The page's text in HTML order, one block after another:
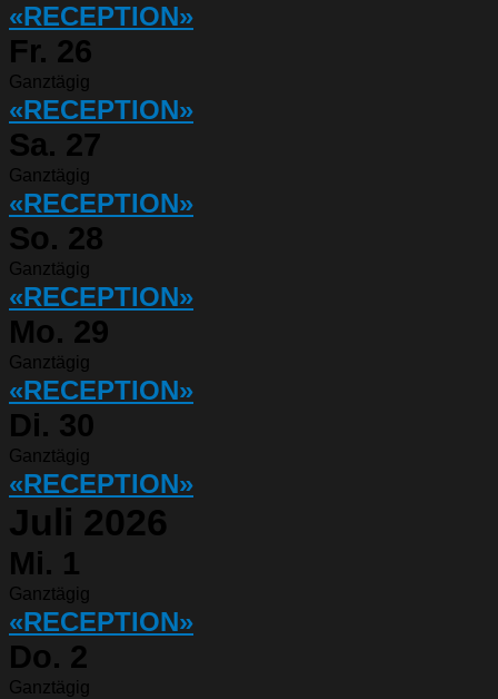
«RECEPTION»
Fr. 26
Ganztägig
«RECEPTION»
Sa. 27
Ganztägig
«RECEPTION»
So. 28
Ganztägig
«RECEPTION»
Mo. 29
Ganztägig
«RECEPTION»
Di. 30
Ganztägig
«RECEPTION»
Juli 2026
Mi. 1
Ganztägig
«RECEPTION»
Do. 2
Ganztägig